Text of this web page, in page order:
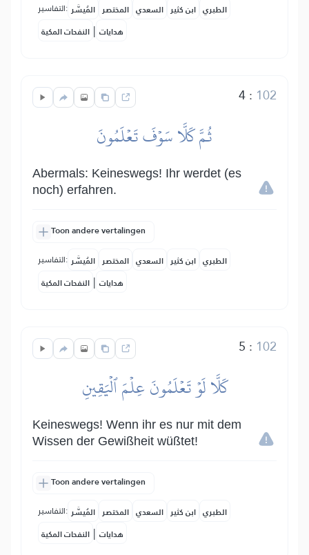
التفاسير: المُيسَّر المختصر السعدي ابن كثير الطبري
النفحات المكية | هدايات
4: 102
ثُمَّ كَلَّا سَوۡفَ تَعۡلَمُونَ
Abermals: Keineswegs! Ihr werdet (es
noch) erfahren.
Toon andere vertalingen
التفاسير: المُيسَّر المختصر السعدي ابن كثير الطبري
النفحات المكية | هدايات
5 : 102
كَلَّا لَوۡ تَعۡلَمُونَ عِلۡمَ ٱلۡيَقِينِ
Keineswegs! Wenn ihr es nur mit dem
Wissen der Gewißheit wüßtet!
Toon andere vertalingen
التفاسير: المُيسَّر المختصر السعدي ابن كثير الطبري
النفحات المكية | هدايات